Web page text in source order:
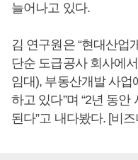
늘어나고 있다.
김 연구원은 “현대산업
단순 도급공사 회사에
임대), 부동산개발 사
하고 있다”며 “2년 동
된다”고 내다봤다. [비